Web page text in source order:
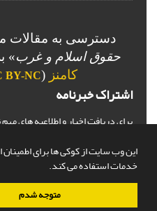
این وب سایت از کوکی ها برای اطمینان
خدمات استفاده می کند.
متوجه شدم
دسترسی به مقالات
حقوق اسلام و غرب»
کامنز (
BY-NC
اشتراک خبرنامه
برای دریافت اخبار و اطلاعیه های